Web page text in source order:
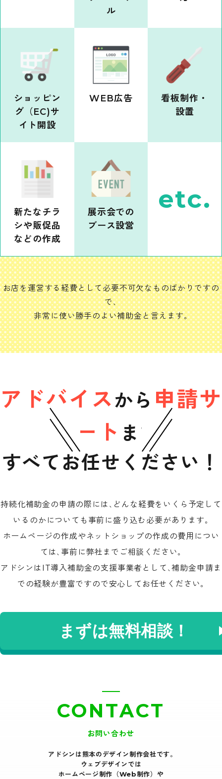
ル
ショッピン
グ（EC)サ
イト開設
WEB広告
看板制作・
設置
新たなチラ
シや販促品
などの作成
展示会での
ブース設営
etc.
お店を運営する経費として必要不可欠なものばかりですの
で､
非常に使い勝手のよい補助金と言えます｡
アドバイスから 申請サ
ポート まで､
すべてお任せください！
持続化補助金の申請の際には､どんな経費をいくら予定して
いるのかについても事前に盛り込む必要があります｡
ホームページの作成やネットショップの作成の費用につい
ては､事前に弊社までご相談ください｡
アドシンはIT導入補助金の支援事業者として､補助金申請ま
での経験が豊富ですので安心してお任せください｡
まずは無料相談！
CONTACT
お問い合わせ
アドシンは熊本のデザイン制作会社です｡
ウェブデザインでは
ホームページ制作（Web制作）や